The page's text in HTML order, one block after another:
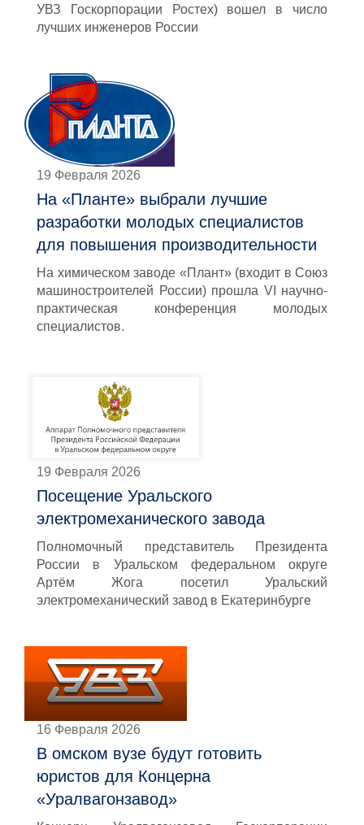
УВЗ Госкорпорации Ростех) вошел в число
лучших инженеров России
19 Февраля 2026
На «Планте» выбрали лучшие
разработки молодых специалистов
для повышения производительности
На химическом заводе «Плант» (входит в Союз
машиностроителей России) прошла VI научно-
практическая конференция молодых
специалистов.
19 Февраля 2026
Посещение Уральского
электромеханического завода
Полномочный представитель Президента
России в Уральском федеральном округе
Артём Жога посетил Уральский
электромеханический завод в Екатеринбурге
16 Февраля 2026
В омском вузе будут готовить
юристов для Концерна
«Уралвагонзавод»